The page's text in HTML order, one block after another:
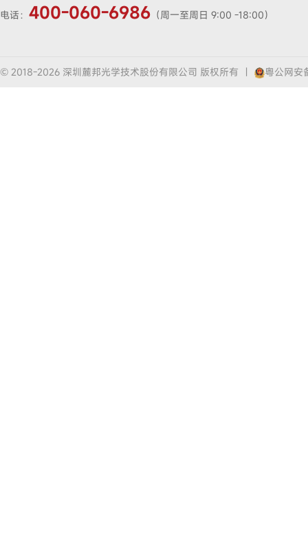
电话： 400-060-6986 （周一至周日 9:00 -18:00）
© 2018-2026 深圳麓邦光学技术股份有限公司 版权所有 粤公网安